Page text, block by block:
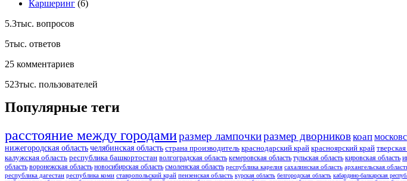
Каршеринг (6)
5.3тыс. вопросов
5тыс. ответов
25 комментариев
523тыс. пользователей
Популярные теги
расстояние между городамиразмер лампочкиразмер дворниковкоап
нижегородская область челябинская область страна производитель краснодарский край красноярский край
калужская область республика башкортостан волгоградская область кемеровская область тульская область кировская область
область воронежская область новосибирская область смоленская область республика карелия сахалинская область архангельская
республика дагестан республика коми ставропольский край пензенская область курская область белгородская область кабардино-балкарская